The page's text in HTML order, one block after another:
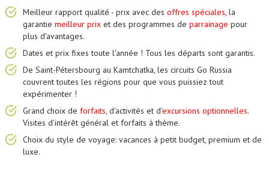
Meilleur rapport qualité - prix avec des offres spéciales , la
garantie meilleur prix et des programmes de parrainage pour
plus d'avantages.
Dates et prix fixes toute l'année ! Tous les départs sont garantis.
De Saint-Pétersbourg au Kamtchatka, les circuits Go Russia
couvrent toutes les régions pour que vous puissiez tout
expérimenter !
Grand choix de forfaits , d'activités et d'excursions optionnelles.
Visites d'intérêt général et forfaits à thème.
Choix du style de voyage: vacances à petit budget, premium et de
luxe.